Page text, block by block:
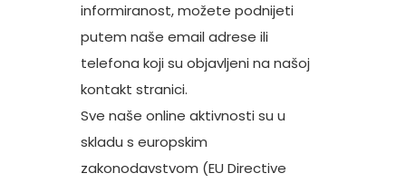
informiranost, možete podnijeti
putem naše email adrese ili
telefona koji su objavljeni na našoj
kontakt stranici.
Sve naše online aktivnosti su u
skladu s europskim
zakonodavstvom (EU Directive